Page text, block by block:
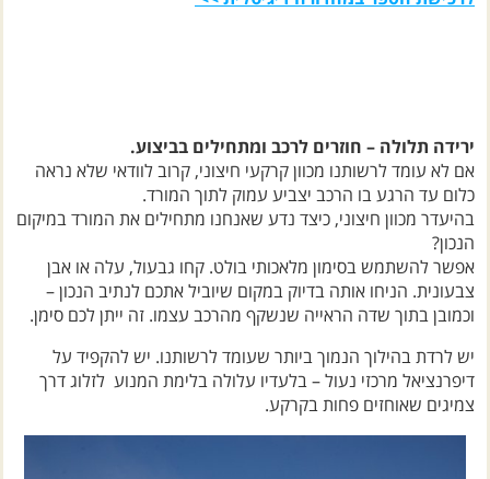
ירידה תלולה – חוזרים לרכב ומתחילים בביצוע.
אם לא עומד לרשותנו מכוון קרקעי חיצוני, קרוב לוודאי שלא נראה
כלום עד הרגע בו הרכב יצביע עמוק לתוך המורד.
בהיעדר מכוון חיצוני, כיצד נדע שאנחנו מתחילים את המורד במיקום
הנכון?
אפשר להשתמש בסימון מלאכותי בולט. קחו גבעול, עלה או אבן
צבעונית. הניחו אותה בדיוק במקום שיוביל אתכם לנתיב הנכון –
וכמובן בתוך שדה הראייה שנשקף מהרכב עצמו. זה ייתן לכם סימן.
יש לרדת בהילוך הנמוך ביותר שעומד לרשותנו. יש להקפיד על
דיפרנציאל מרכזי נעול – בלעדיו עלולה בלימת המנוע לזלוג דרך
צמיגים שאוחזים פחות בקרקע.